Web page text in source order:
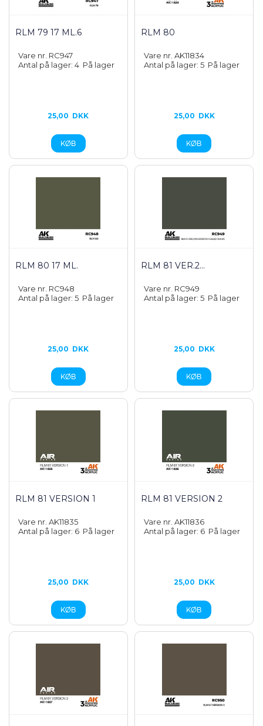
RLM 79 17 ML.6
Vare nr. RC947
Antal på lager: 4 På lager
25,00 DKK
RLM 80
Vare nr. AK11834
Antal på lager: 5 På lager
25,00 DKK
RLM 80 17 ML.
Vare nr. RC948
Antal på lager: 5 På lager
25,00 DKK
RLM 81 VER.2...
Vare nr. RC949
Antal på lager: 5 På lager
25,00 DKK
RLM 81 VERSION 1
Vare nr. AK11835
Antal på lager: 6 På lager
25,00 DKK
RLM 81 VERSION 2
Vare nr. AK11836
Antal på lager: 6 På lager
25,00 DKK